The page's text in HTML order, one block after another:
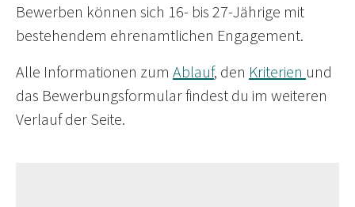
Bewerben können sich 16- bis 27-Jährige mit
bestehendem ehrenamtlichen Engagement.
Alle Informationen zum Ablauf, den Kriterien und
das Bewerbungsformular findest du im weiteren
Verlauf der Seite.